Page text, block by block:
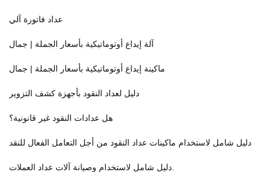
عداد فاتورة آلي
آلة إيداع أوتوماتيكية بأسعار الجملة | جمال
ماكينة إيداع أوتوماتيكية بأسعار الجملة | جمال
دليل لعداد النقود بأجهزة كشف التزوير
هل عدادات النقود غير قانونية؟
دليل شامل لاستخدام ماكينات عداد النقود من أجل التعامل الفعال للنقد